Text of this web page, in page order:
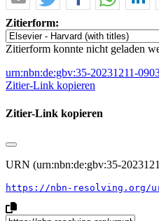
Zitierform:
Zitierform konnte nicht geladen
urn:nbn:de:gbv:35-20231211-
Zitier-Link kopieren
Zitier-Link kopieren
URN (urn:nbn:de:gbv:35-
https://nbn-resolving.org/